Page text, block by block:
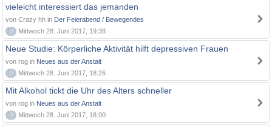
vieleicht interessiert das jemanden
von Crazy hh in Der Feierabend / Bewegendes
0
Mittwoch 28. Juni 2017, 19:38
Neue Studie: Körperliche Aktivität hilft depressiven Frauen
von rog in Neues aus der Anstalt
0
Mittwoch 28. Juni 2017, 18:26
Mit Alkohol tickt die Uhr des Alters schneller
von rog in Neues aus der Anstalt
0
Mittwoch 28. Juni 2017, 18:00